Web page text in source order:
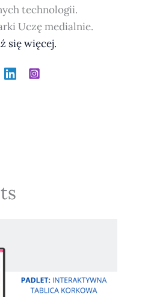
technologii.
Uczę medialnie.
się więcej.